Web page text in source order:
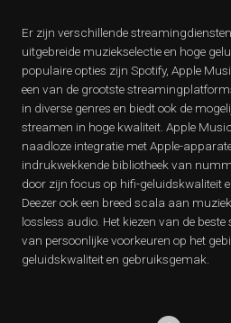
Er zijn verschillende
uitgebreide muziekselectie en hoge
populaire opties zijn Spotify, Apple
een van de grootste
in diverse genres en biedt ook de
streamen in hoge kwaliteit. Apple
naadloze integratie met Apple-
indrukwekkende bibliotheek van
door zijn focus op hifi-geluidskwaliteit
Deezer ook een breed scala aan
lossless audio. Het kiezen van de
van persoonlijke voorkeuren op het
geluidskwaliteit en gebruiksgemak.